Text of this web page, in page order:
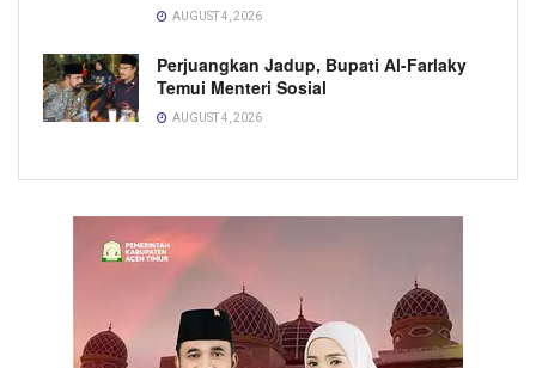
AUGUST 4, 2026
Perjuangkan Jadup, Bupati Al-Farlaky
Temui Menteri Sosial
AUGUST 4, 2026